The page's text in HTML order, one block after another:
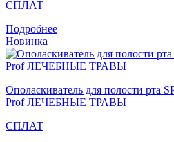
СПЛАТ
Подробнее
Новинка
Ополаскиватель для полости рта
Prof ЛЕЧЕБНЫЕ ТРАВЫ
СПЛАТ